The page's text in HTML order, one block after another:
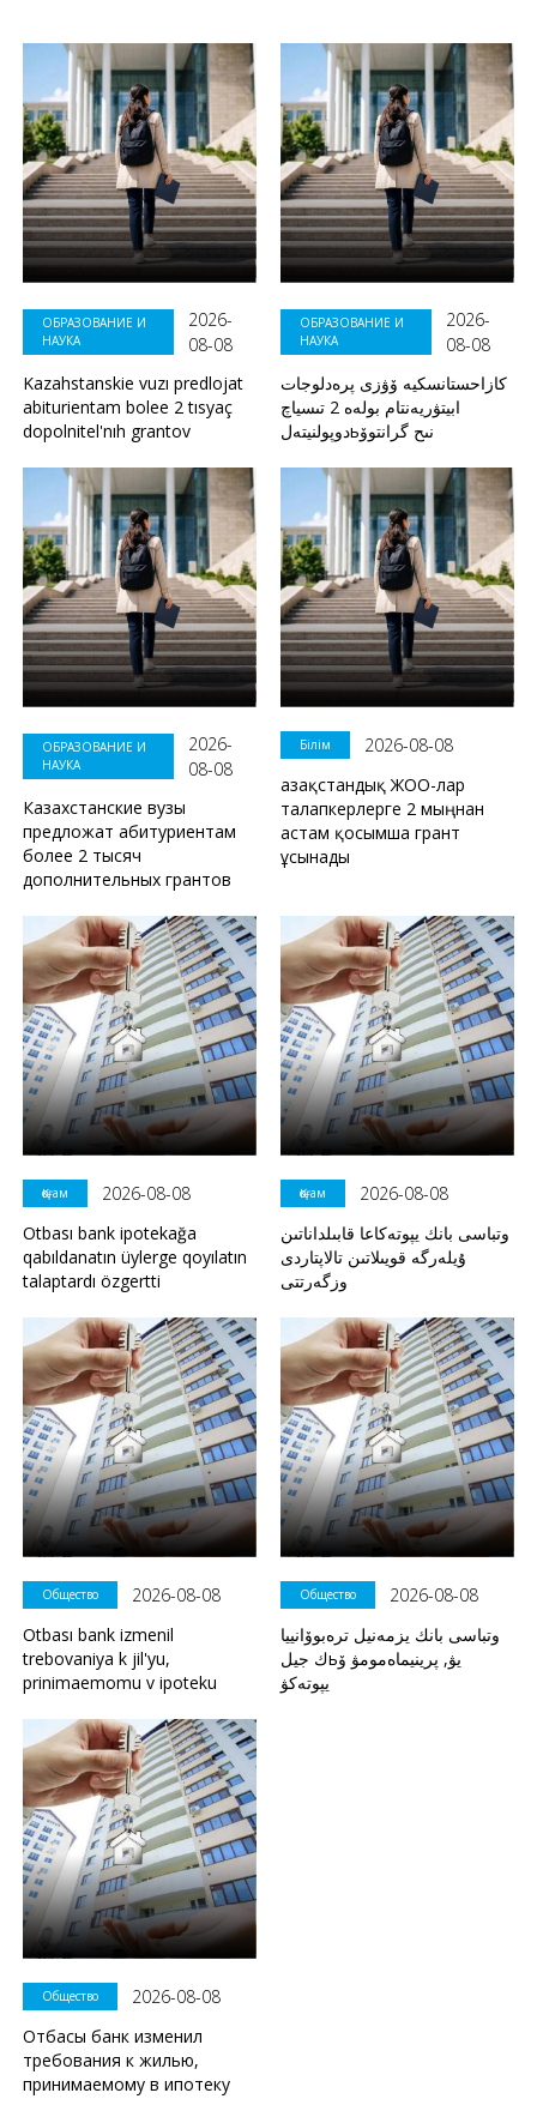
ОБРАЗОВАНИЕ И
НАУКА
2026-
08-08
Kazahstanskie vuzı predlojat
abiturientam bolee 2 tısyaç
dopolnitel'nıh grantov
ОБРАЗОВАНИЕ И
НАУКА
2026-
08-08
كازاحستانسكيە ۆۋزى پرەدلوجات
ابيتۋريەنتام بولەە 2 تىسياچ
دوپولنيتەلьنىح گرانتوۆ
ОБРАЗОВАНИЕ И
НАУКА
2026-
08-08
Казахстанские вузы
предложат абитуриентам
более 2 тысяч
дополнительных грантов
Білім
2026-08-08
Қазақстандық ЖОО-лар
талапкерлерге 2 мыңнан
астам қосымша грант
ұсынады
Қоғам
2026-08-08
Otbası bank ipotekağa
qabıldanatın üylerge qoyılatın
talaptardı özgertti
Қоғам
2026-08-08
وتباسى بانك يپوتەكاعا قابىلداناتىن
ۇيلەرگە قويىلاتىن تالاپتاردى
وزگەرتتى
Общество
2026-08-08
Otbası bank izmenil
trebovaniya k jil'yu,
prinimaemomu v ipoteku
Общество
2026-08-08
وتباسى بانك يزمەنيل ترەبوۆانييا
ك جيلьيۋ, پرينيماەمومۋ ۆ
يپوتەكۋ
Общество
2026-08-08
Отбасы банк изменил
требования к жилью,
принимаемому в ипотеку